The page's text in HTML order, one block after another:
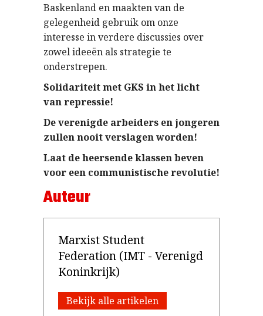
Baskenland en maakten van de
gelegenheid gebruik om onze
interesse in verdere discussies over
zowel ideeën als strategie te
onderstrepen.
Solidariteit met GKS in het licht
van repressie!
De verenigde arbeiders en jongeren
zullen nooit verslagen worden!
Laat de heersende klassen beven
voor een communistische revolutie!
Auteur
Marxist Student
Federation (IMT - Verenigd
Koninkrijk)
Bekijk alle artikelen